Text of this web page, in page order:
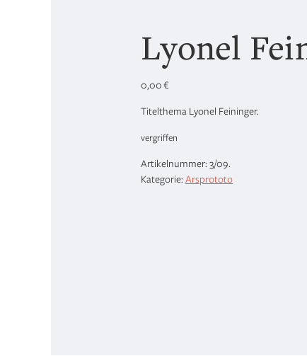
Lyonel
0,00€
Titelthema Lyonel Feininger.
vergriffen
Artikelnummer: 3/09.
Kategorie: Arsprototo